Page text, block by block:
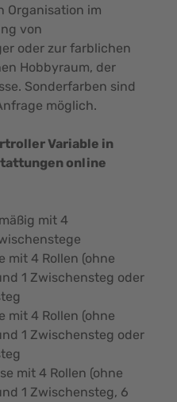
Organisation im
von
oder zur farblichen
Hobbyraum, der
Sonderfarben sind
möglich.
Variable in
online
mit 4
mit 4 Rollen (ohne
1 Zwischensteg oder
mit 4 Rollen (ohne
1 Zwischensteg oder
mit 4 Rollen (ohne
1 Zwischensteg, 6